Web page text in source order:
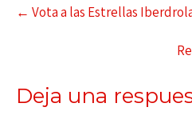
← Vota a las Estrellas
Deja una